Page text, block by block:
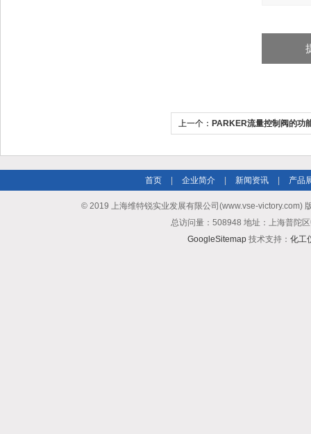
上一个： PARKER流量控制阀的功
首页 企业简介 新闻资讯 产品
© 2019 上海维特锐实业发展有限公司(www.vse-victory.com)
总访问量：508948 地址：上海普陀
GoogleSitemap 技术支持： 化工